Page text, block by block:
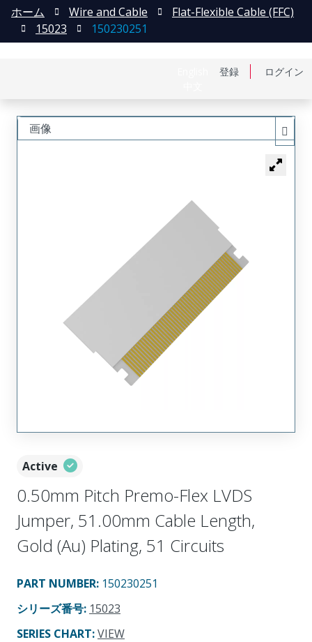
登録 ログイン
ホーム Wire and Cable
Flat-Flexible Cable (FFC)
15023
150230251
Active
0.50mm Pitch Premo-Flex LVDS
Jumper, 51.00mm Cable Length,
Gold (Au) Plating, 51 Circuits
PART NUMBER: 150230251
シリーズ番号: 15023
SERIES CHART:VIEW
画像